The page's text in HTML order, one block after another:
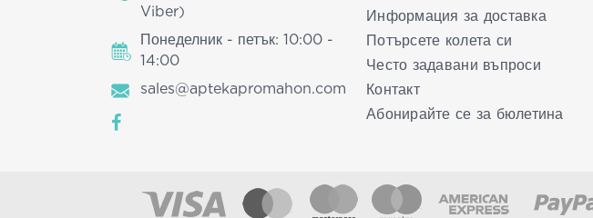
Viber)
Понеделник - петък: 10:00 -
14:00
sales@aptekapromahon.com
Информация за доставка
Потърсете колета си
Често задавани въпроси
Контакт
Абонирайте се за бюлетина